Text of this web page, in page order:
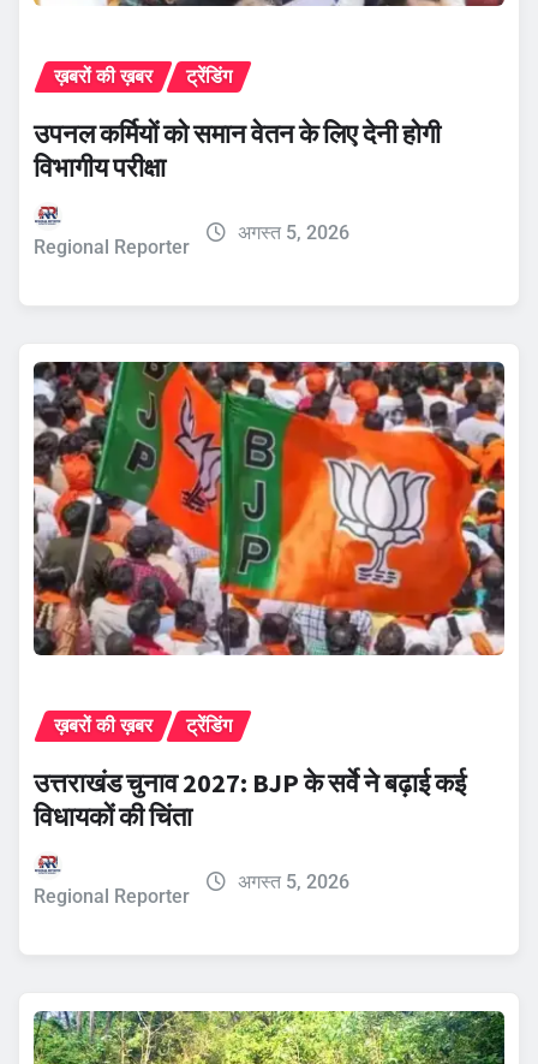
ख़बरों की ख़बर ट्रेंडिंग
उपनल कर्मियों को समान वेतन के लिए देनी होगी
विभागीय परीक्षा
Regional Reporter
अगस्त 5, 2026
ख़बरों की ख़बर ट्रेंडिंग
उत्तराखंड चुनाव 2027: BJP के सर्वे ने बढ़ाई कई
विधायकों की चिंता
Regional Reporter
अगस्त 5, 2026